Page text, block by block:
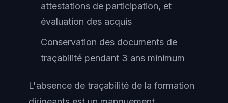
attestations de participation, et
évaluation des acquis
Conservation des documents de
traçabilité pendant 3 ans minimum
L'absence de traçabilité de la formation